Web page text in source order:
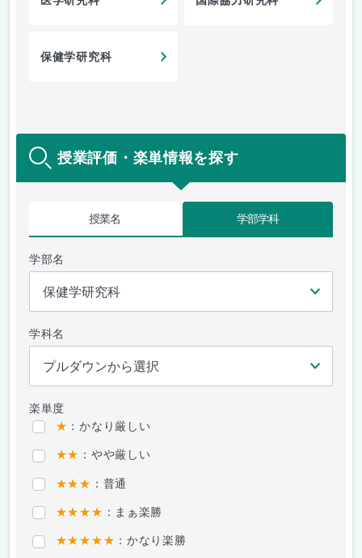
保健学研究科
授業評価・楽単情報を探す
授業名 学部学科
学部名
学科名
楽単度
★ ：かなり厳しい
★★ ：やや厳しい
★★★ ：普通
★★★★ ：まぁ楽勝
★★★★★ ：かなり楽勝